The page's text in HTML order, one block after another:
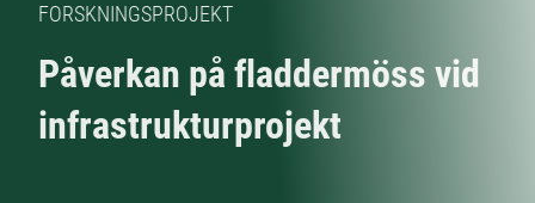
FORSKNINGSPROJEKT
Påverkan på fladdermöss vid
infrastrukturprojekt